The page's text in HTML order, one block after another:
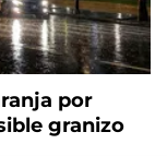
por
granizo